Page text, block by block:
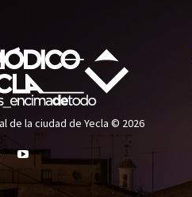
de la ciudad de Yecla © 2026